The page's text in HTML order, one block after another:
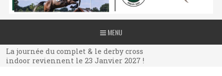
MENU
La journée du complet & le derby cross
indoor reviennent le 23 Janvier 2027 !
La journée du complet & le derby cross
indoor reviennent le 23 Janvier 2027 !